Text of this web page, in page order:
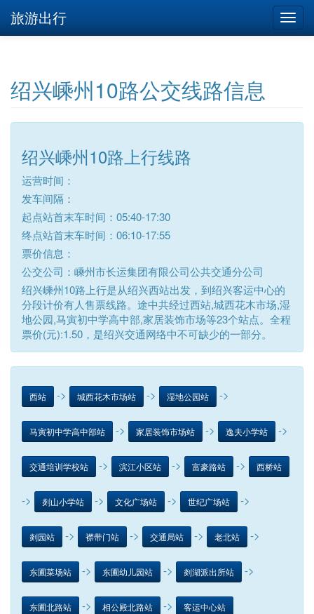
旅游出行
绍兴嵊州10路公交线路信息
绍兴嵊州10路上行线路
运营时间：
发车间隔：
起点站首末车时间：05:40-17:30
终点站首末车时间：06:10-17:55
票价信息：
公交公司：嵊州市长运集团有限公司公共交通分公司
绍兴嵊州10路上行是从绍兴西站出发，到绍兴客运中心的
分段计价有人售票线路。途中共经过西站,城西花木市场,湿
地公园,马寅初中学高中部,家居装饰市场等23个站点。全程
票价(元):1.50，是绍兴交通网络中不可缺少的一部分。
西站 -> 城西花木市场站 -> 湿地公园站 ->
马寅初中学高中部站 -> 家居装饰市场站 -> 逸夫小学站 ->
交通培训学校站 -> 滨江小区站 -> 富豪路站 -> 西桥站
-> 剡山小学站 -> 文化广场站 -> 世纪广场站 ->
剡园站 -> 襟带门站 -> 交通局站 -> 老北站 ->
东圃菜场站 -> 东圃幼儿园站 -> 剡湖派出所站 ->
东圃北路站 -> 相公殿北路站 -> 客运中心站